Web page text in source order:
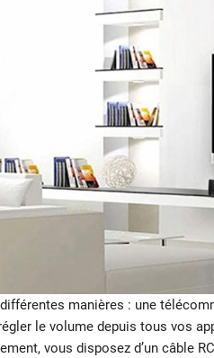
manières : une
le volume depuis tous vos
vous disposez d’un câble